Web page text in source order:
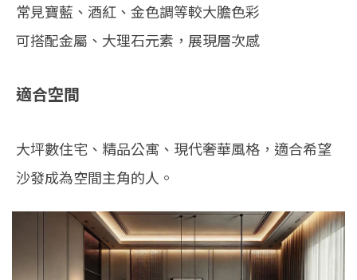
常見寶藍、酒紅、金色調等較大膽色彩
可搭配金屬、大理石元素，展現層次感
適合空間
大坪數住宅、精品公寓、現代奢華風格，適合希望
沙發成為空間主角的人。